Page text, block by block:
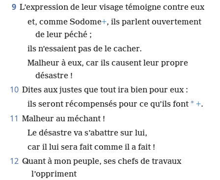
9 L’expression de leur visage témoigne contre eux
et, comme Sodome+, ils parlent ouvertement
de leur péché ;
ils n’essaient pas de le cacher.
Malheur à eux, car ils causent leur propre
désastre !
10 Dites aux justes que tout ira bien pour eux :
ils seront récompensés pour ce qu’ils font * +.
11 Malheur au méchant !
Le désastre va s’abattre sur lui,
car il lui sera fait comme il a fait !
12 Quant à mon peuple, ses chefs de travaux
l’oppriment